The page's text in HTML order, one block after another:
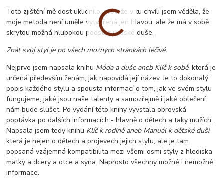
Toto zjištění mě dost uklidnilo, protože v tu chvíli jsem věděla, že
moje metoda není uměle vytvořená jen hlavou, ale že má v sobě
skrytou možná hlubokou podstatu lidské duše.
Znát svůj styl je po všech možných stránkách léčivé.
Nejprve jsem napsala knihu Móda a duše aneb Klíč k sobě, která je
určená především ženám, jak napovídá její název. Je to dokonalý
popis každého stylu a spousta informací o tom, jak ve svém stylu
fungujeme, jaké jsou naše talenty a samozřejmě i jaké oblečení
nám bude slušet. Po vydání této knihy vyvstala obrovská
poptávka po dalších informacích - hlavně o dětech a taky mužích.
Napsala jsem tedy knihu Klíč k rodině aneb Manuál k dětské duši,
která je nejen o dětech a projevech jejich stylu, ale je tam
popsaná vzájemná kompatibilita mezi všemi osmi styly z hlediska
matky a dcery a otce a syna. Naprosto všechny možné i nemožné
informace.